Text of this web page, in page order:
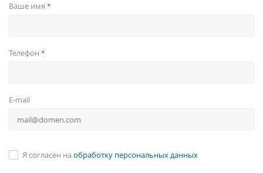
Ваше имя *
Телефон *
E-mail
Я согласен на обработку персональных данных